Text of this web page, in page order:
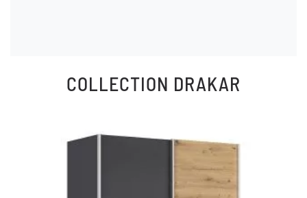
COLLECTION DRAKAR